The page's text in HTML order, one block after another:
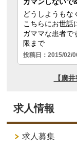
求人情報
求人募集